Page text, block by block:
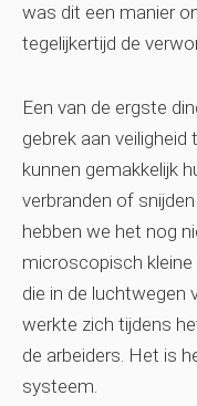
was dit een manier
tegelijkertijd de
Een van de ergste
gebrek aan
kunnen gemakkelijk
verbranden of
hebben we het nog
microscopisch
die in de luchtwegen
werkte zich tijdens
de arbeiders. Het is
systeem.